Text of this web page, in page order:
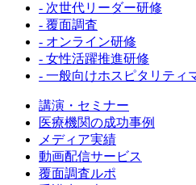
- 次世代リーダー研修
- 覆面調査
- オンライン研修
- 女性活躍推進研修
- 一般向けホスピタリティ
講演・セミナー
医療機関の成功事例
メディア実績
動画配信サービス
覆面調査ルポ